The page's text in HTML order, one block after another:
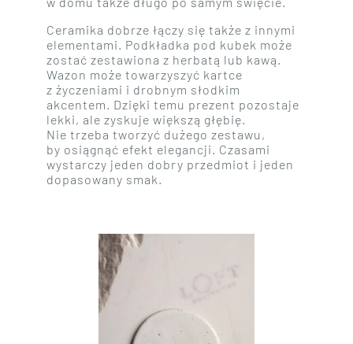
Ceramika dobrze łączy się także z innymi
elementami. Podkładka pod kubek może
zostać zestawiona z herbatą lub kawą.
Wazon może towarzyszyć kartce
z życzeniami i drobnym słodkim
akcentem. Dzięki temu prezent pozostaje
lekki, ale zyskuje większą głębię.
Nie trzeba tworzyć dużego zestawu,
by osiągnąć efekt elegancji. Czasami
wystarczy jeden dobry przedmiot i jeden
dopasowany smak.